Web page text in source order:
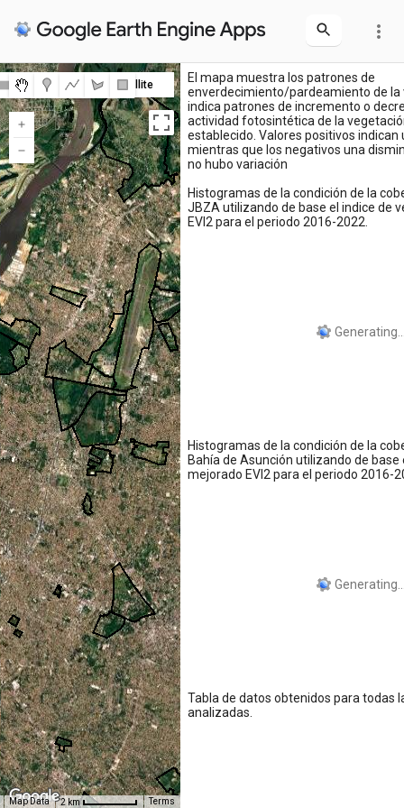
more_vert
Map Satellite
Map Data 2 km Terms
El mapa muestra los patrones de
enverdecimiento/pardeamiento de la
indica patrones de incremento o
actividad fotosintética de la
establecido. Valores positivos indican
mientras que los negativos una
no hubo variación
Histogramas de la condición de la
JBZA utilizando de base el indice de
EVI2 para el periodo 2016-2022.
Histogramas de la condición de la
Bahía de Asunción utilizando de
mejorado EVI2 para el periodo 2016-
Tabla de datos obtenidos para todas
analizadas.